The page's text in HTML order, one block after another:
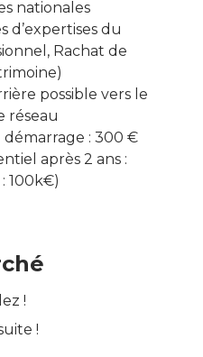
nationales
d’expertises du
Rachat de
possible vers le
réseau
: 300 €
après 2 ans :
100k€)
!
!